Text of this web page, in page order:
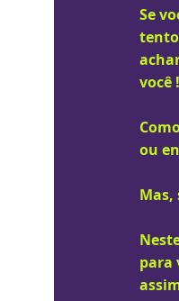
Se
você
ou
Mas,
para